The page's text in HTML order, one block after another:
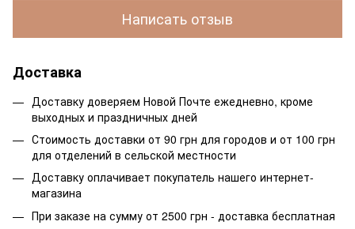
Написать отзыв
Доставка
Доставку доверяем Новой Почте ежедневно, кроме
выходных и праздничных дней
Стоимость доставки от 90 грн для городов и от 100 грн
для отделений в сельской местности
Доставку оплачивает покупатель нашего интернет-
магазина
При заказе на сумму от 2500 грн - доставка бесплатная